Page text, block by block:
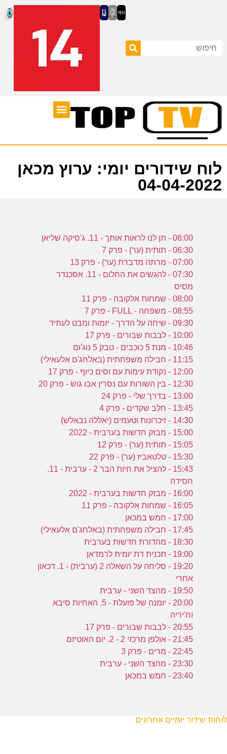
לוח שידורים יומי: ערוץ מכאן
04-04-2022
06:00 - תן לנו לראות אותך - 11. ג'סיקה שליאן
06:30 - תותית (ער) - פרק 7
07:00 - מרתה מדברת (ער) - פרק 13
07:30 - להגשים את החלום - 11. אסכנדר
מסיס
08:00 - שמחות אלקובה - פרק 11
08:55 - משפחה - FULL - פרק 7
09:30 - שיחה על הדרך - יזמות ומבט לעתיד
10:00 - לבבות שבורים - פרק 17
10:46 - מנת 5 כוכבים - טבק 5 נוג'ום
11:15 - חבילה משפחתית (באלחג'ם אלעאילי)
12:00 - נקודת עימות עם וסים כיוף - פרק 17
12:30 - בין השורות עם נסרין אבו גוש - פרק 20
13:00 - בדרך שלי - פרק 24
13:45 - חלב שקדים - פרק 4
14:30 - זיכרונות וטעמים (יאללה נבאלש)
15:00 - מבזק חדשות בערבית - 2022
15:05 - תותית (ער) - פרק 12
15:30 - טלטאביז (ער) - פרק 22
15:43 - להציל את חיות הבר 2 - ערבית - 11.
חסידה
16:00 - מבזק חדשות בערבית - 2022
16:05 - שמחות אלקובה - פרק 11
17:00 - חמש במכאן
17:45 - חבילה משפחתית (באלחג'ם אלעאילי)
18:30 - מהדורת חדשות בערבית
19:00 - תכנית דת יומית לרמדאן
19:20 - סליחה על השאלה 2 (ערבית) - 1. דכאון
אחרי
19:50 - מהצד השני - ערבית
20:00 - יומנה של פועלת - 5. האחיות סיבא
וח'יריה
20:55 - לבבות שבורים - פרק 17
21:45 - אולפן מרכזי 2 - 2. יום האוטיזם
22:45 - מרים - פרק 3
23:30 - מהצד השני - ערבית
23:40 - חמש במכאן
לוחות שידור יומיים אחרונים